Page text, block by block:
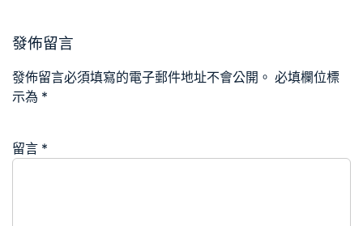
發佈留言
發佈留言必須填寫的電子郵件地址不會公開。 必填欄位標
示為 *
留言 *